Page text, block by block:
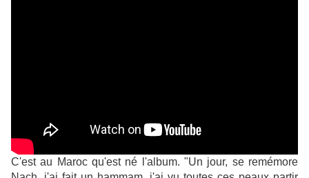
C'est au Maroc qu'est né l'album. "Un jour, se remémore